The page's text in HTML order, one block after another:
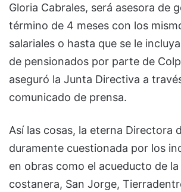
Gloria Cabrales, será asesora de
término de 4 meses con los
salariales o hasta que se le
de pensionados por parte de
aseguró la Junta Directiva a
comunicado de prensa.
Así las cosas, la eterna Directora
duramente cuestionada por los
en obras como el acueducto de
costanera, San Jorge,